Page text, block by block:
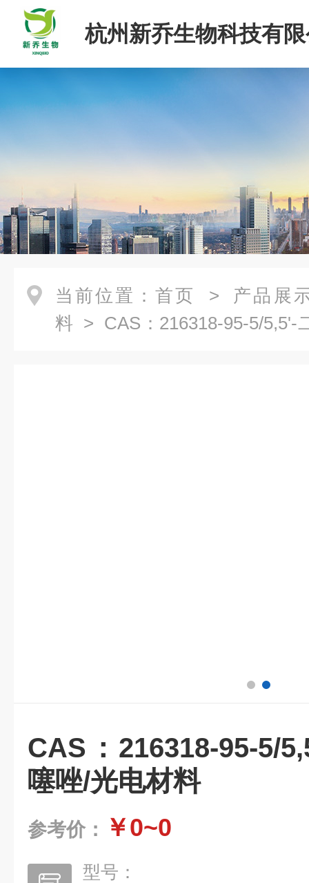
杭州新乔生物科技有
当前位置： 首页 > 产品展
料 > CAS：216318-95-5/5,5'-
CAS：216318-95-5/
噻唑/光电材料
参考价： ￥0~0
型号：